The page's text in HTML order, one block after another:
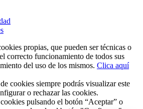
propias, que pueden ser técnicas o
correcto funcionamiento de todos sus
del uso de los mismos. Clica aquí
cookies siempre podrás visualizar este
o rechazar las cookies.
pulsando el botón “Aceptar” o